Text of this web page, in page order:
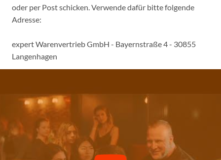
oder per Post schicken. Verwende dafür bitte folgende
Adresse:
expert Warenvertrieb GmbH - Bayernstraße 4 - 30855
Langenhagen